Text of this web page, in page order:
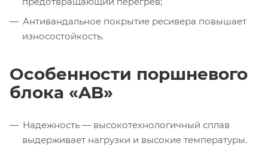
Антивандальное покрытие ресивера повышает
износостойкость.
Особенности поршневого
блока «AB»
Надежность — высокотехнологичный сплав
выдерживает нагрузки и высокие температуры.